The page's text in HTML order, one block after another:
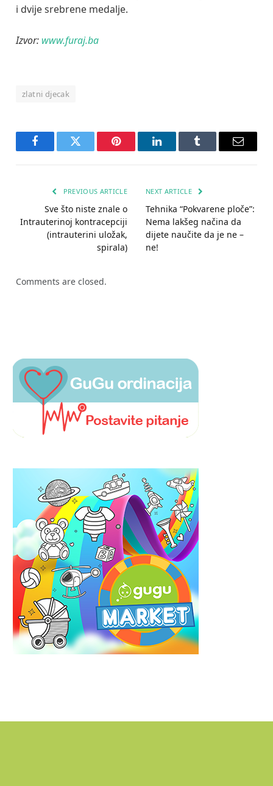
i dvije srebrene medalje.
Izvor: www.furaj.ba
zlatni djecak
FacebookTwitter Pinterest LinkedInTumblr Email
PREVIOUS ARTICLE
Sve što niste znale o
Intrauterinoj kontracepciji
(intrauterini uložak,
spirala)
NEXT ARTICLE
Tehnika “Pokvarene ploče”:
Nema lakšeg načina da
dijete naučite da je ne –
ne!
Comments are closed.